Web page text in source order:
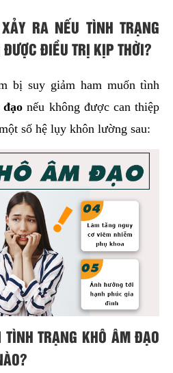
RA NẾU TÌNH TRẠNG
ĐIỀU TRỊ KỊP THỜI?
bị suy giảm ham muốn tình
đạonếu không được can thiệp
số hệ lụy khôn lường sau:
TRẠNG KHÔ ÂM ĐẠO